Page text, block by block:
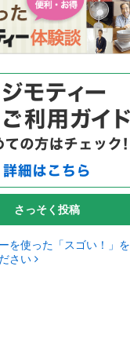
さっそく投稿
を使った「スゴい！」を
さい